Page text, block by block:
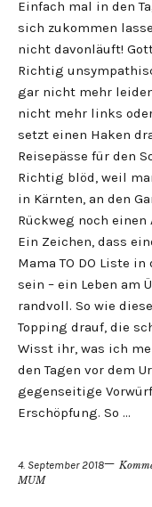
Einfach mal in den
sich zukommen
nicht davonläuft!
Richtig
gar nicht mehr
nicht mehr links
setzt einen Haken
Reisepässe für den
Richtig blöd, weil
in Kärnten, an den
Rückweg noch
Ein Zeichen, dass
Mama TO DO Liste
sein – ein Leben am
randvoll. So wie
Topping drauf, die
Wisst ihr, was ich
den Tagen vor dem
gegenseitige
Erschöpfung. So …
4. September 2018
MUM